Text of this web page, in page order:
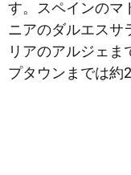
す。スペインのマ
ニアのダルエスサ
リアのアルジェ
プタウンまでは約